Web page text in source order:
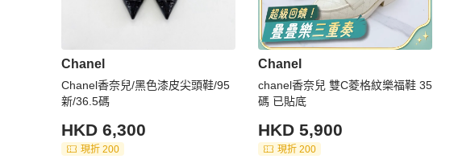
Chanel
Chanel香奈兒/黑色漆皮尖頭鞋/95
新/36.5碼
HKD 6,300
現折 200
Chanel
chanel香奈兒 雙C菱格紋樂福鞋 35
碼 已貼底
HKD 5,900
現折 200